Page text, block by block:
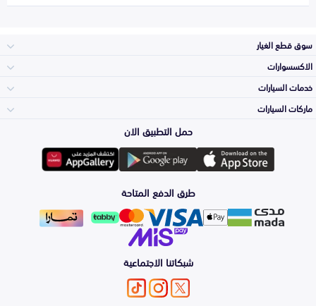
سوق قطع الغيار
المكائن، القيرات
وملحقاتها
الشمعات
والاصطبات (الاضاءة)
الفرامل والأقمشة
الاكسسوارات
لوازم الرحلات
اكسسوارات العناية
الزيوت و السوائل
خدمات السيارات
Top Selling
Detailing
Services
Denting And
ماركات السيارات
Toyota
Hyundai
Kia
حمل التطبيق الان
طرق الدفع المتاحة
شبكاتنا الاجتماعية